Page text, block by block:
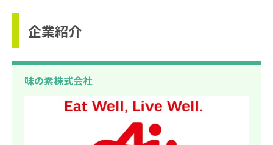
企業紹介
味の素株式会社